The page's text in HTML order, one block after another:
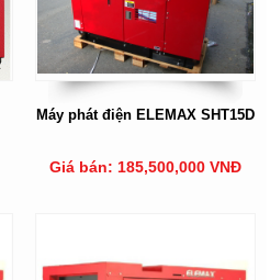
Máy phát điện ELEMAX SHT15D
Giá bán: 185,500,000 VNĐ